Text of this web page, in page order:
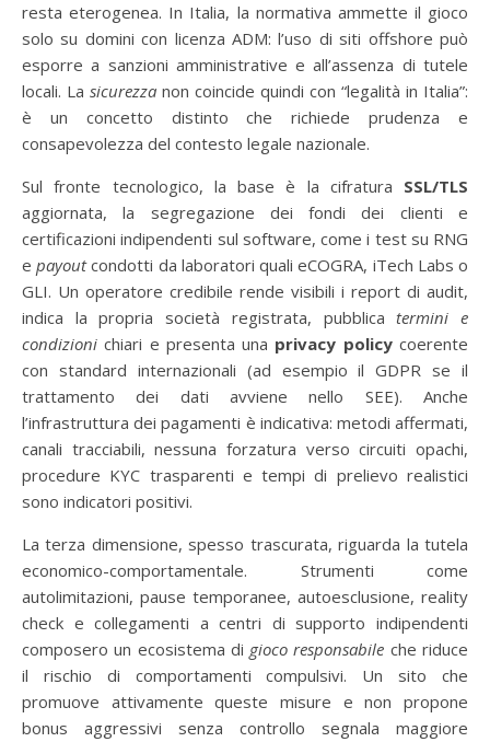
resta eterogenea. In Italia, la normativa ammette il gioco
solo su domini con licenza ADM: l’uso di siti offshore può
esporre a sanzioni amministrative e all’assenza di tutele
locali. La sicurezza non coincide quindi con “legalità in Italia”:
è un concetto distinto che richiede prudenza e
consapevolezza del contesto legale nazionale.
Sul fronte tecnologico, la base è la cifratura SSL/TLS
aggiornata, la segregazione dei fondi dei clienti e
certificazioni indipendenti sul software, come i test su RNG
epayoutcondotti da laboratori quali eCOGRA, iTech Labs o
GLI. Un operatore credibile rende visibili i report di audit,
indica la propria società registrata, pubblicatermini e
condizioni chiari e presenta una privacy policycoerente
con standard internazionali (ad esempio il GDPR se il
trattamento dei dati avviene nello SEE). Anche
l’infrastruttura dei pagamenti è indicativa: metodi affermati,
canali tracciabili, nessuna forzatura verso circuiti opachi,
procedure KYC trasparenti e tempi di prelievo realistici
sono indicatori positivi.
La terza dimensione, spesso trascurata, riguarda la tutela
economico-comportamentale. Strumenti come
autolimitazioni, pause temporanee, autoesclusione, reality
check e collegamenti a centri di supporto indipendenti
composero un ecosistema di gioco responsabile che riduce
il rischio di comportamenti compulsivi. Un sito che
promuove attivamente queste misure e non propone
bonus aggressivi senza controllo segnala maggiore